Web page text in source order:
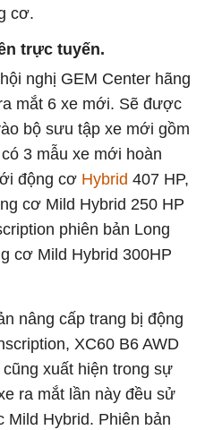
cơ.
trực tuyến.
nghị GEM Center hãng
mắt 6 xe mới. Sẽ được
bộ sưu tập xe mới gồm
3 mẫu xe mới hoàn
động cơ Hybrid 407 HP,
cơ Mild Hybrid 250 HP
phiên bản Long
cơ Mild Hybrid 300HP
nâng cấp trang bị động
XC60 B6 AWD
xuất hiện trong sự
ra mắt lần này đều sử
Mild Hybrid. Phiên bản